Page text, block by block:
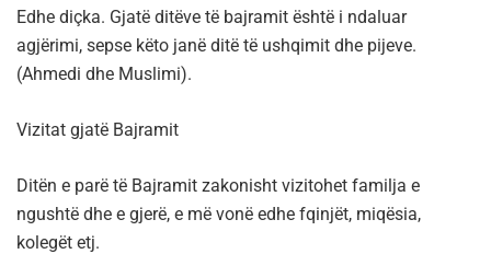
Edhe diçka. Gjatë ditëve të bajramit është i ndaluar
agjërimi, sepse këto janë ditë të ushqimit dhe pijeve.
(Ahmedi dhe Muslimi).
Vizitat gjatë Bajramit
Ditën e parë të Bajramit zakonisht vizitohet familja e
ngushtë dhe e gjerë, e më vonë edhe fqinjët, miqësia,
kolegët etj.